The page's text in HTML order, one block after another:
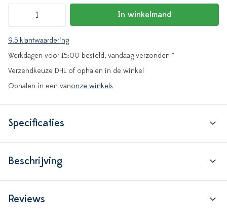
In winkelmand
9.5 klantwaardering
Werkdagen voor 15:00 besteld, vandaag verzonden *
Verzendkeuze DHL of ophalen in de winkel
Ophalen in een vanonze winkels
Specificaties
Beschrijving
Reviews